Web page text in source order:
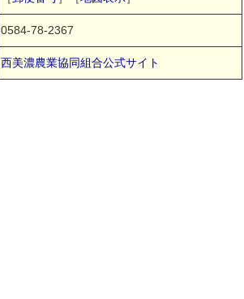
0584-78-2367
西美濃農業協同組合公式サイト